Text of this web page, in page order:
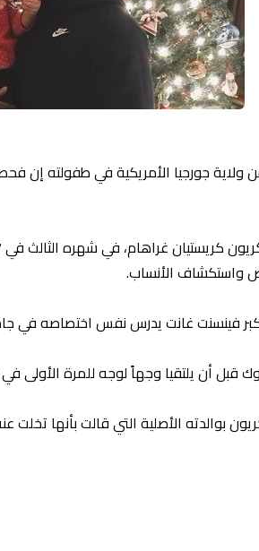
ولاية جورجيا الأمريكية في طفولته
واستكشاف الأنساب.
فينسنت غانت يدرس نفس اختصاصه في
أن يلتقيا وجهاً لوجه للمرة الأولى في
بوالدته الأصلية التي قالت بأنها